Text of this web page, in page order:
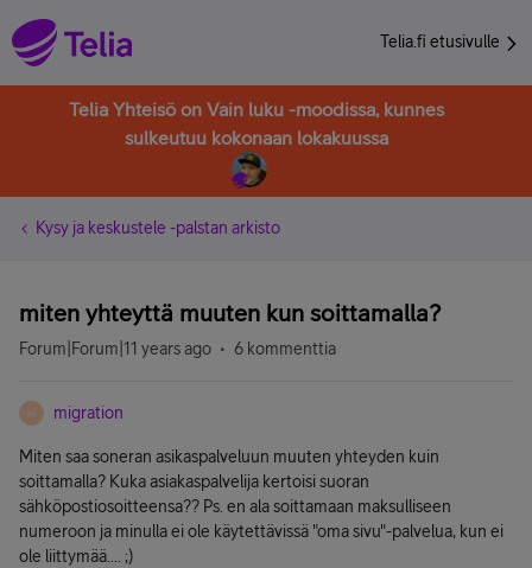
Telia.fi etusivulle
Telia Yhteisö on Vain luku -moodissa, kunnes
sulkeutuu kokonaan lokakuussa
Kysy ja keskustele -palstan arkisto
miten yhteyttä muuten kun soittamalla?
Forum|Forum|11 years ago 6 kommenttia
M migration
Miten saa soneran asikaspalveluun muuten yhteyden kuin
soittamalla? Kuka asiakaspalvelija kertoisi suoran
sähköpostiosoitteensa?? Ps. en ala soittamaan maksulliseen
numeroon ja minulla ei ole käytettävissä "oma sivu"-palvelua, kun ei
ole liittymää.... ;)